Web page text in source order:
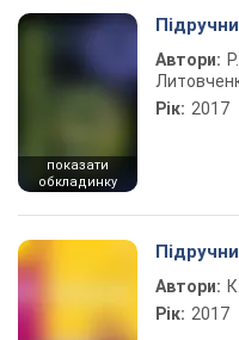
показати
обкладинку
Автори:
Рік: 2017
Автори:
Рік: 2017